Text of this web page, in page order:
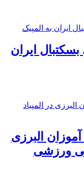
ایران
البرزی
ورزشی